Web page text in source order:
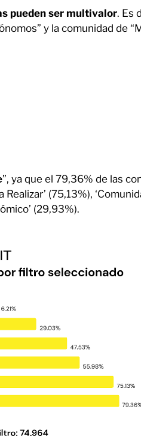
pueden ser multivalor. Es
y la comunidad de
”, ya que el 79,36% de las
(75,13%),
(29,93%).